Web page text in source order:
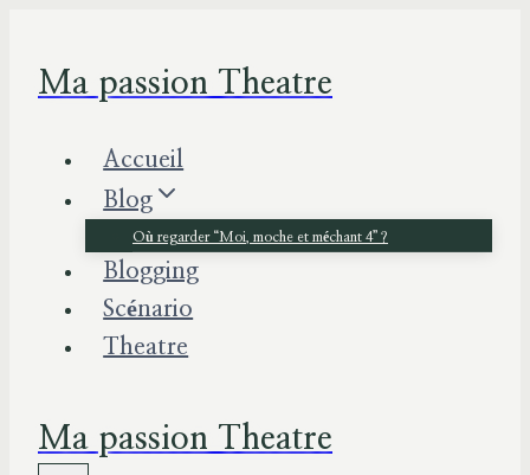
contenu
Ma passion Theatre
Accueil
Blog
Où regarder “Moi, moche et méchant 4” ?
Blogging
Scénario
Theatre
Ma passion Theatre